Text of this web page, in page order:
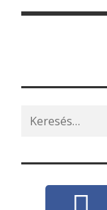
Search
for: